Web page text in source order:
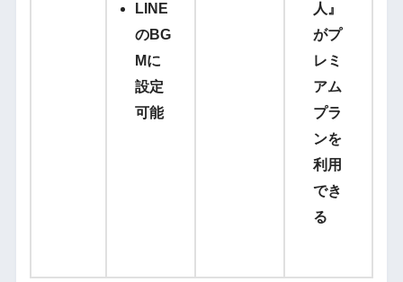
LINE
のBG
Mに
設定
可能
人』
がプ
レミ
アム
プラ
ンを
利用
でき
る